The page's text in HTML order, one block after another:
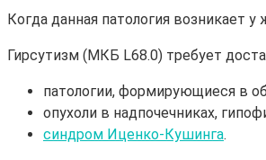
Когда данная патология возникает
Гирсутизм (МКБ L68.0) требует
патологии, формирующиеся в
опухоли в надпочечниках,
синдром Иценко-Кушинга.